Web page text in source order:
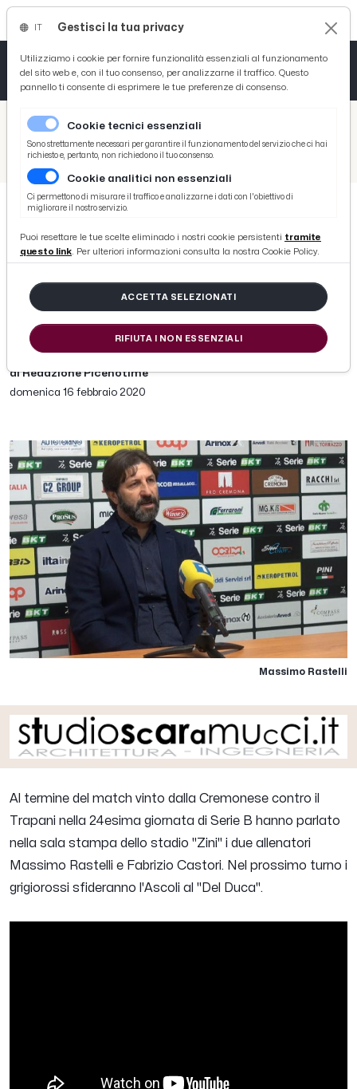
/ Picenotime
/ Serie B
Cremonese-Trapani 5-0, voci Rastelli (“Ad Ascoli per continuità”) e Castori (“Siamo indifendibili”) post gara
Cremonese-Trapani 5-0, voci
Rastelli (“Ad Ascoli per
continuità”) e Castori (“Siamo
indifendibili”) post gara
di Redazione Picenotime
domenica 16 febbraio 2020
Massimo Rastelli
Al termine del match vinto dalla Cremonese contro il
Trapani nella 24esima giornata di Serie B hanno parlato
nella sala stampa dello stadio "Zini" i due allenatori
Massimo Rastelli e Fabrizio Castori. Nel prossimo turno i
grigiorossi sfideranno l'Ascoli al "Del Duca".
Gestisci la tua privacy
Utilizziamo i cookie per fornire funzionalità essenziali al funzionamento
del sito web e, con il tuo consenso, per analizzarne il traffico. Questo
pannello ti consente di esprimere le tue preferenze di consenso.
Cookie tecnici essenziali
Sono strettamente necessari per garantire il funzionamento del servizio che ci hai
richiesto e, pertanto, non richiedono il tuo consenso.
Cookie analitici non essenziali
Ci permettono di misurare il traffico e analizzarne i dati con l'obiettivo di
migliorare il nostro servizio.
Puoi resettare le tue scelte eliminado i nostri cookie persistenti tramite
questo link. Per ulteriori informazioni consulta la nostra Cookie Policy.
ACCETTA SELEZIONATI
RIFIUTA I NON ESSENZIALI
Tutto News
Tutto Sport
Basket
Ciclismo
Tutto Curiosità